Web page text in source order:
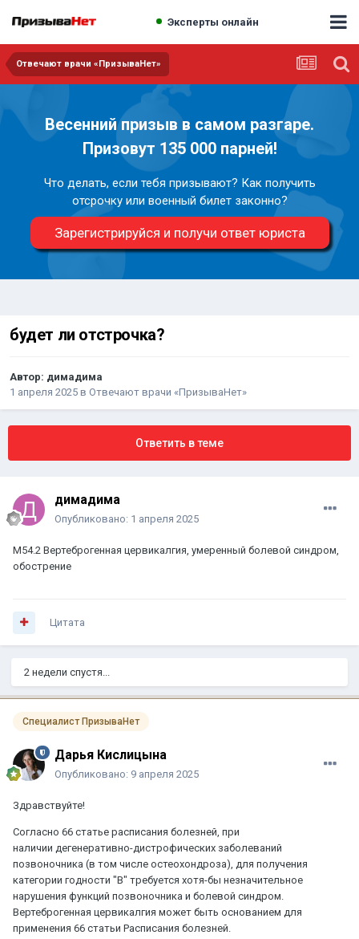
Эксперты онлайн
Отвечают врачи «ПризываНет»
Весенний призыв в самом разгаре.
Призовут 135 000 парней!
Что делать, если тебя призывают? Как получить
отсрочку или военный билет законно?
Зарегистрируйся и получи ответ юриста
будет ли отстрочка?
Автор: димадима
1 апреля 2025 в Отвечают врачи «ПризываНет»
Ответить в теме
димадима
Опубликовано: 1 апреля 2025
M54.2 Вертеброгенная цервикалгия, умеренный болевой синдром,
обострение
Цитата
2 недели спустя...
Специалист ПризываНет
Дарья Кислицына
Опубликовано: 9 апреля 2025
Здравствуйте!
Согласно 66 статье расписания болезней, при
наличии дегенеративно-дистрофических заболеваний
позвоночника (в том числе остеохондроза), для получения
категории годности "В" требуется хотя-бы незначительное
нарушения функций позвоночника и болевой синдром.
Вертеброгенная цервикалгия может быть основанием для
применения 66 статьи Расписания болезней.